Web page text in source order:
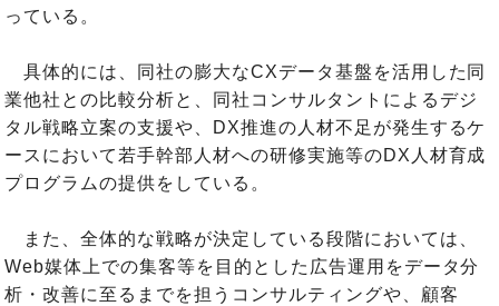
っている。
具体的には、同社の膨大なCXデータ基盤を活用した同
業他社との比較分析と、同社コンサルタントによるデジ
タル戦略立案の支援や、DX推進の人材不足が発生するケ
ースにおいて若手幹部人材への研修実施等のDX人材育成
プログラムの提供をしている。
また、全体的な戦略が決定している段階においては、
Web媒体上での集客等を目的とした広告運用をデータ分
析・改善に至るまでを担うコンサルティングや、顧客